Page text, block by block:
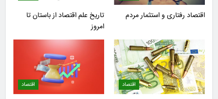
اقتصاد رفتاری و استثمار مردم
تاریخ علم اقتصاد از باستان تا
امروز
اقتصاد اقتصاد